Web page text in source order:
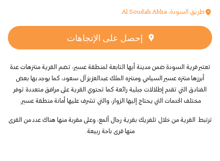
طريق السودة، Al Soudah Abha
إحصل على الإتجاهات
تعتبر قرية السودة ضمن مدينة أبها التابعة لمنطقة عسير، تضم القرية منتزهات عدة
أبرزهامنتزه عسير السياحي ومتنزه الملك عبدالعزيز آل سعود، كما يوجد بها بعض
الفنادق التي تقدم إطلالات جبلية رائعة كما تحتوي القرية على مرافق متعددة توفر
مختلف الخدمات التي يحتاج إليها الزوار، والتي تشرف عليها أمانة منطقة عسير.
ترتبط القرية من خلال تلفريك بقرية رجال ألمع، وعلى مقربة منها هناك عدد من القرى
منها قرى باحة ربيعة.